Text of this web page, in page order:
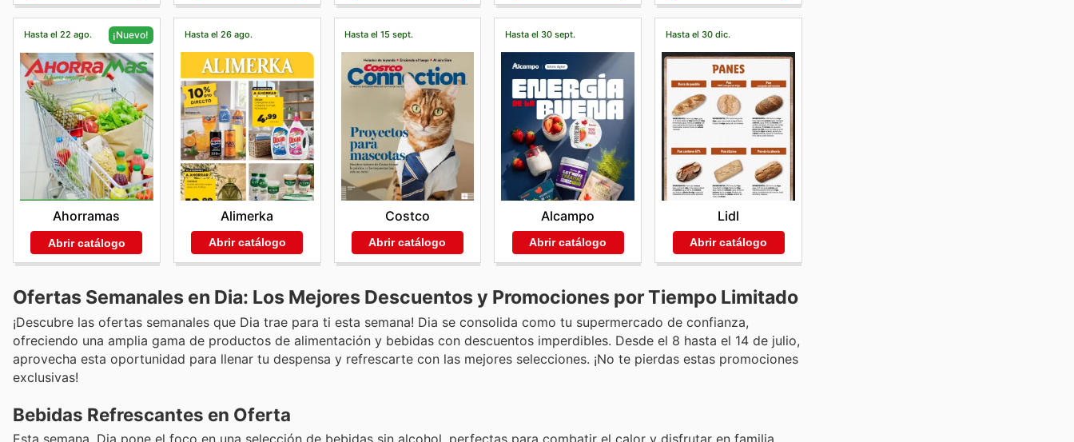
Hasta el 22 ago. ¡Nuevo!
Ahorramas
Abrir catálogo
Hasta el 26 ago.
Alimerka
Abrir catálogo
Hasta el 15 sept.
Costco
Abrir catálogo
Hasta el 30 sept.
Alcampo
Abrir catálogo
Hasta el 30 dic.
Lidl
Abrir catálogo
Ofertas Semanales en Dia: Los Mejores Descuentos y Promociones por Tiempo Limitado
¡Descubre las ofertas semanales que Dia trae para ti esta semana! Dia se consolida como tu supermercado de confianza,
ofreciendo una amplia gama de productos de alimentación y bebidas con descuentos imperdibles. Desde el 8 hasta el 14 de julio,
aprovecha esta oportunidad para llenar tu despensa y refrescarte con las mejores selecciones. ¡No te pierdas estas promociones
exclusivas!
Bebidas Refrescantes en Oferta